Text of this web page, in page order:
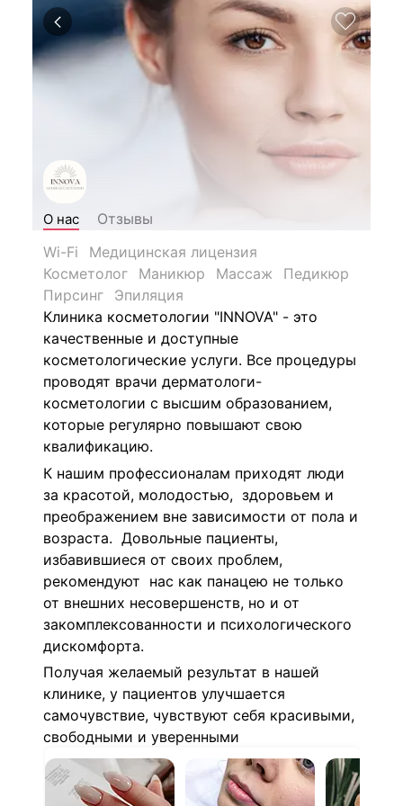
О нас
Отзывы
Wi-Fi
Медицинская лицензия
Косметолог
Маникюр Массаж
Педикюр
Пирсинг
Эпиляция
Клиника косметологии "INNOVA" - это
качественные и доступные
косметологические услуги. Все процедуры
проводят врачи дерматологи-
косметологии с высшим образованием,
которые регулярно повышают свою
квалификацию.
К нашим профессионалам приходят люди
за красотой, молодостью, здоровьем и
преображением вне зависимости от пола и
возраста. Довольные пациенты,
избавившиеся от своих проблем,
рекомендуют нас как панацею не только
от внешних несовершенств, но и от
закомплексованности и психологического
дискомфорта.
Получая желаемый результат в нашей
клинике, у пациентов улучшается
самочувствие, чувствуют себя красивыми,
свободными и уверенными